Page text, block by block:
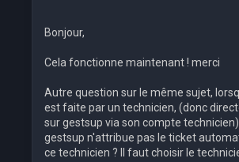
Bonjour,
Cela fonctionne maintenant ! merci
Autre question sur le même sujet,
est faite par un technicien, (donc
sur gestsup via son compte
gestsup n'attribue pas le ticket
ce technicien ? Il faut choisir le